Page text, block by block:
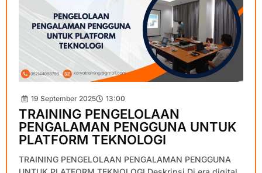
19 September 2025 13:00
TRAINING PENGELOLAAN
PENGALAMAN PENGGUNA UNTUK
PLATFORM TEKNOLOGI
TRAINING PENGELOLAAN PENGALAMAN PENGGUNA